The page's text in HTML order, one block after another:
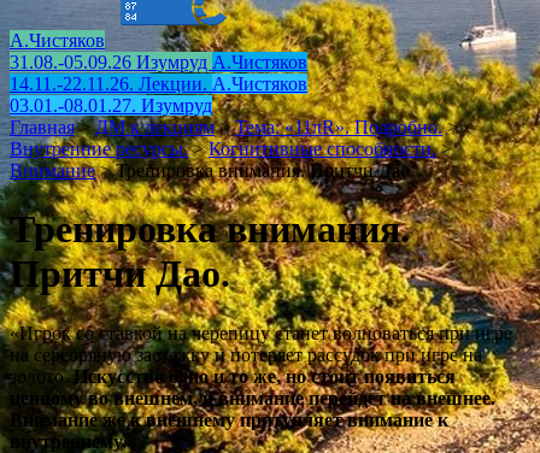
А.Чистяков
31.08.-05.09.26 Изумруд А.Чистяков
14.11.-22.11.26. Лекции. А.Чистяков
03.01.-08.01.27. Изумруд
Главная > ДМ к лекциям > Тема: «11πR». Подробно. >
Внутренние ресурсы. > Когнитивные способности. >
Внимание > Тренировка внимания. Притчи Дао.
Тренировка внимания.
Притчи Дао.
«Игрок со ставкой на черепицу станет волноваться при игре
на серебряную застежку и потеряет рассудок при игре на
золото.Искусство одно и то же, но стоит появиться
ценному во внешнем, и внимание перейдет на внешнее.
Внимание же к внешнему притупляет внимание к
внутреннему».